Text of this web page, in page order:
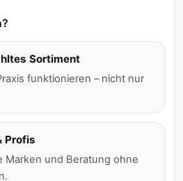
Sortiment
funktionieren – nicht nur
Profis
Marken und Beratung ohne